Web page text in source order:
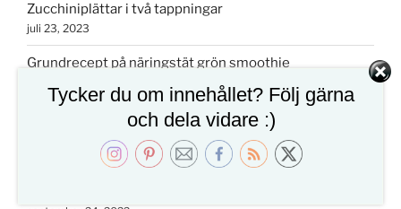
Zucchiniplättar i två tappningar
juli 23, 2023
Grundrecept på näringstät grön smoothie
Tarte tatin på päron- ljuvlig och snabb päronpaj
Färskostfylld gratinerad chili- perfekt drinktilltugg eller
Tycker du om innehållet? Följ gärna
och dela vidare :)